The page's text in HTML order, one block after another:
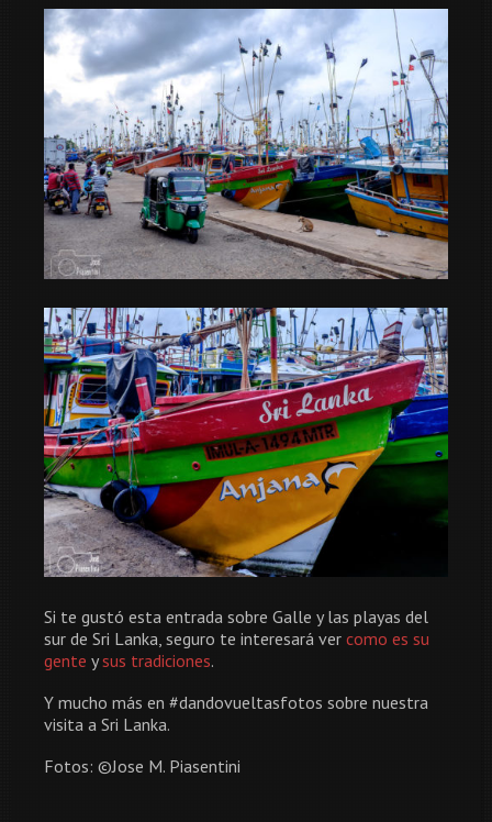
Si te gustó esta entrada sobre Galle y las playas del
sur de Sri Lanka, seguro te interesará ver como es su
gente ysus tradiciones.
Y mucho más en #dandovueltasfotos sobre nuestra
visita a Sri Lanka.
Fotos: ©Jose M. Piasentini